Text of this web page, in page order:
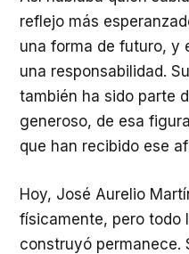
reflejo más
una forma de futuro, y
una responsabilidad.
también ha sido parte
generoso, de esa
que han recibido ese
Hoy, José Aurelio
físicamente, pero todo
construyó permanece.